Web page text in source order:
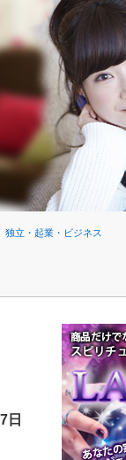
独立・起業・ビジネス
日